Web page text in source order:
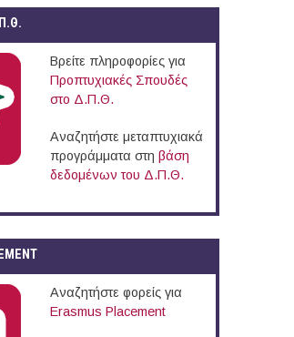
Βρείτε πληροφορίες για
Προπτυχιακές Σπουδές
στο Δ.Π.Θ.
Αναζητήστε μεταπτυχιακά
προγράμματα στη βάση
δεδομένων του Δ.Π.Θ.
Αναζητήστε φορείς για
Erasmus Placement